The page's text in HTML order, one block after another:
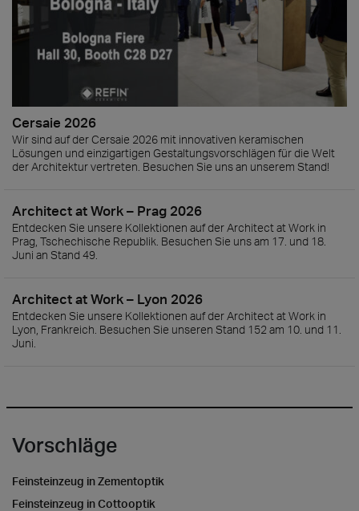
Cersaie 2026
Wir sind auf der Cersaie 2026 mit innovativen keramischen
Lösungen und einzigartigen Gestaltungsvorschlägen für die Welt
der Architektur vertreten. Besuchen Sie uns an unserem Stand!
Architect at Work – Prag 2026
Entdecken Sie unsere Kollektionen auf der Architect at Work in
Prag, Tschechische Republik. Besuchen Sie uns am 17. und 18.
Juni an Stand 49.
Architect at Work – Lyon 2026
Entdecken Sie unsere Kollektionen auf der Architect at Work in
Lyon, Frankreich. Besuchen Sie unseren Stand 152 am 10. und 11.
Juni.
Vorschläge
Feinsteinzeug in Zementoptik
Feinsteinzeug in Cottooptik